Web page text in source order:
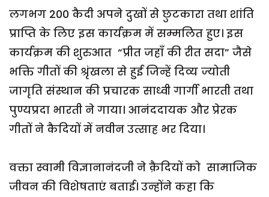
लगभग 200 कैदी अपने दुखों से छुटकारा तथा शांति
प्राप्ति के लिए इस कार्यक्रम में सम्मलित हुए। इस
कार्यक्रम की शुरुआत “प्रीत जहाँ की रीत सदा” जैसे
भक्ति गीतों की श्रृंखला से हुई जिन्हें दिव्य ज्योती
जागृति संस्थान की प्रचारक साध्वी गार्गी भारती तथा
पुण्यप्रदा भारती ने गाया। आनंददायक और प्रेरक
गीतों ने कैदियों में नवीन उत्साह भर दिया।
वक्ता स्वामी विज्ञानानंदजी ने क़ैदियों को सामाजिक
जीवन की विशेषताएं बताई। उन्होंने कहा कि